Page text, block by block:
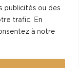
publicités ou des
trafic. En
à notre